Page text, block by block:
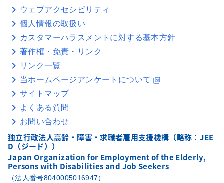
ウェブアクセシビリティ
個人情報の取扱い
カスタマーハラスメントに対する基本方針
著作権・免責・リンク
リンク一覧
当ホームページアンケートについて picture_as_pdf
サイトマップ
よくある質問
お問い合わせ
独立行政法人高齢・障害・求職者雇用支援機構（略称：JEE
D（ジード））
Japan Organization for Employment of the Elderly,
Persons with Disabilities and Job Seekers
（法人番号8040005016947）